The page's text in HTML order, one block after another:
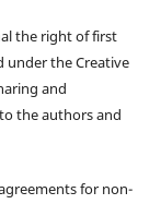
the right of first
under the Creative
and
the authors and
for non-